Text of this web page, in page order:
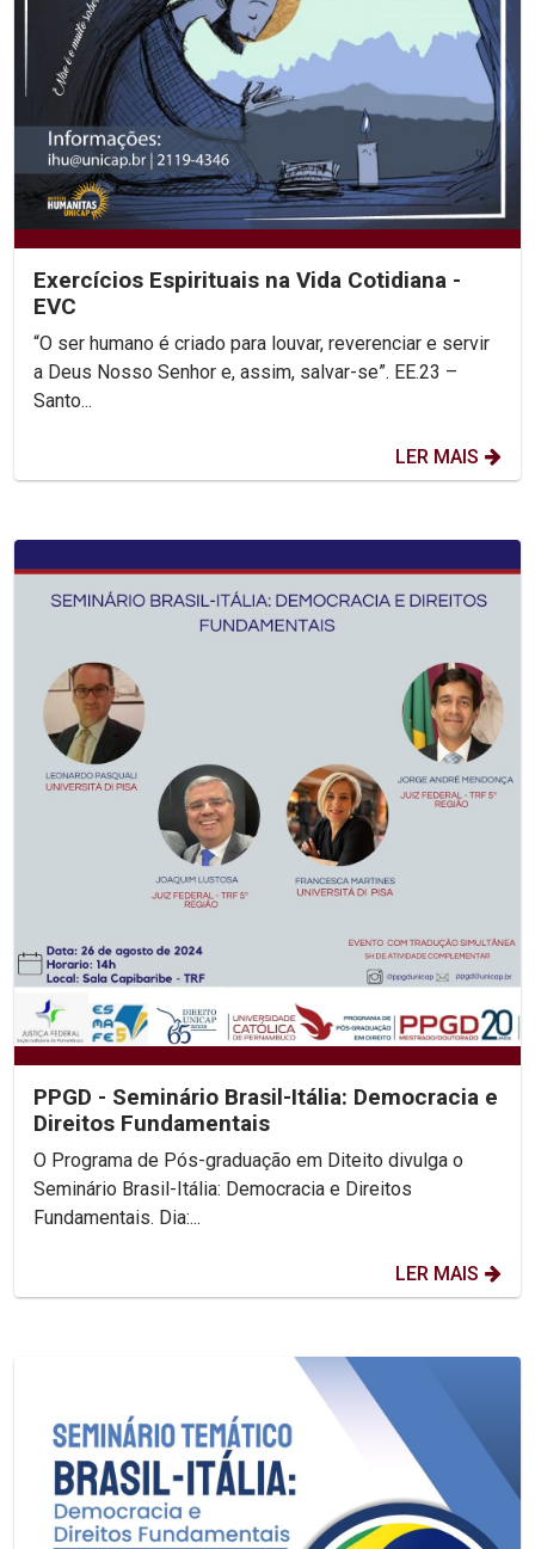
Exercícios Espirituais na Vida Cotidiana -
EVC
“O ser humano é criado para louvar, reverenciar e servir
a Deus Nosso Senhor e, assim, salvar-se”. EE.23 –
Santo...
LER MAIS
PPGD - Seminário Brasil-Itália: Democracia e
Direitos Fundamentais
O Programa de Pós-graduação em Diteito divulga o
Seminário Brasil-Itália: Democracia e Direitos
Fundamentais. Dia:...
LER MAIS